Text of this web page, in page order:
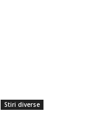
Stiri diverse